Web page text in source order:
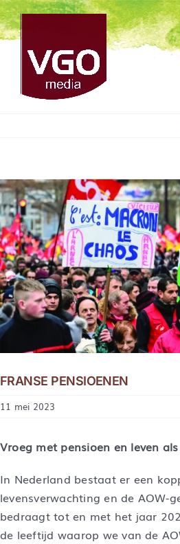
Ga
naar
inhoud
FRANSE PENSIOENEN
11 mei 2023
Vroeg met pensioen en leven
In Nederland bestaat er een
levensverwachting en de AOW-
bedraagt tot en met het jaar
de leeftijd waarop we van de